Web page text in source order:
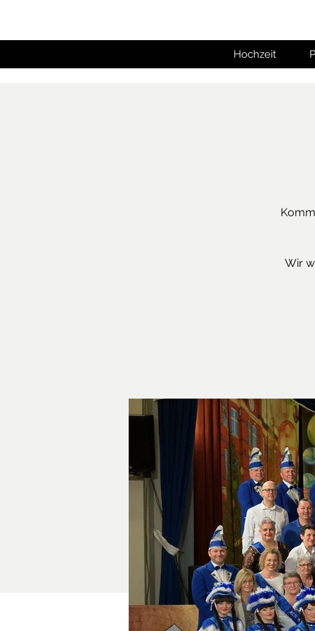
Hochzeit
Wir